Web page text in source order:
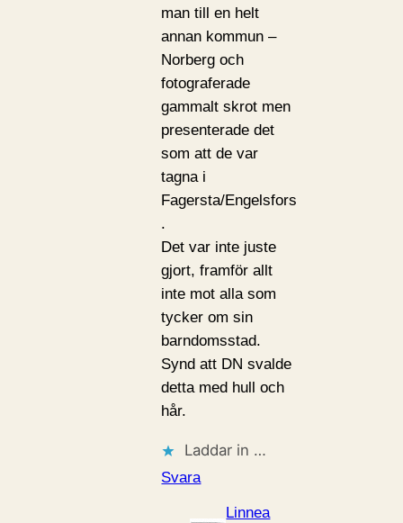
man till en helt
annan kommun –
Norberg och
fotograferade
gammalt skrot men
presenterade det
som att de var
tagna i
Fagersta/Engelsfors
.
Det var inte juste
gjort, framför allt
inte mot alla som
tycker om sin
barndomsstad.
Synd att DN svalde
detta med hull och
hår.
Laddar in …
Svara
Linnea